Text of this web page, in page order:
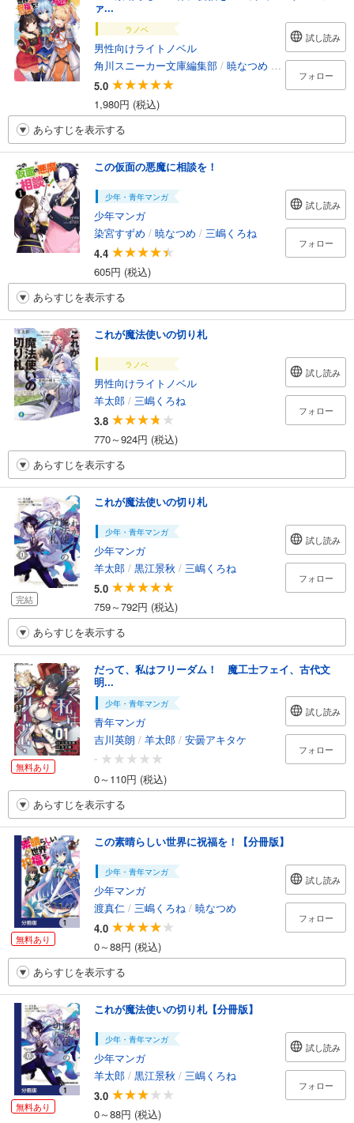
ァ...
ラノベ
男性向けライトノベル
角川スニーカー文庫編集部 / 暁なつめ
三嶋くろね
5.0
1,980円 (税込)
試し読み
フォロー
あらすじを表示する
この仮面の悪魔に相談を！
少年・青年マンガ
少年マンガ
染宮すずめ / 暁なつめ / 三嶋くろね
4.4
605円 (税込)
試し読み
フォロー
あらすじを表示する
これが魔法使いの切り札
ラノベ
男性向けライトノベル
羊太郎 / 三嶋くろね
3.8
770～924円 (税込)
試し読み
フォロー
あらすじを表示する
完結
これが魔法使いの切り札
少年・青年マンガ
少年マンガ
羊太郎 / 黒江景秋 / 三嶋くろね
5.0
759～792円 (税込)
試し読み
フォロー
あらすじを表示する
無料あり
だって、私はフリーダム！ 魔工士フェイ、古代文
明...
少年・青年マンガ
青年マンガ
吉川英朗 / 羊太郎 / 安曇アキタケ
-
0～110円 (税込)
試し読み
フォロー
あらすじを表示する
無料あり
この素晴らしい世界に祝福を！【分冊版】
少年・青年マンガ
少年マンガ
渡真仁 / 三嶋くろね / 暁なつめ
4.0
0～88円 (税込)
試し読み
フォロー
あらすじを表示する
無料あり
これが魔法使いの切り札【分冊版】
少年・青年マンガ
少年マンガ
羊太郎 / 黒江景秋 / 三嶋くろね
3.0
0～88円 (税込)
試し読み
フォロー